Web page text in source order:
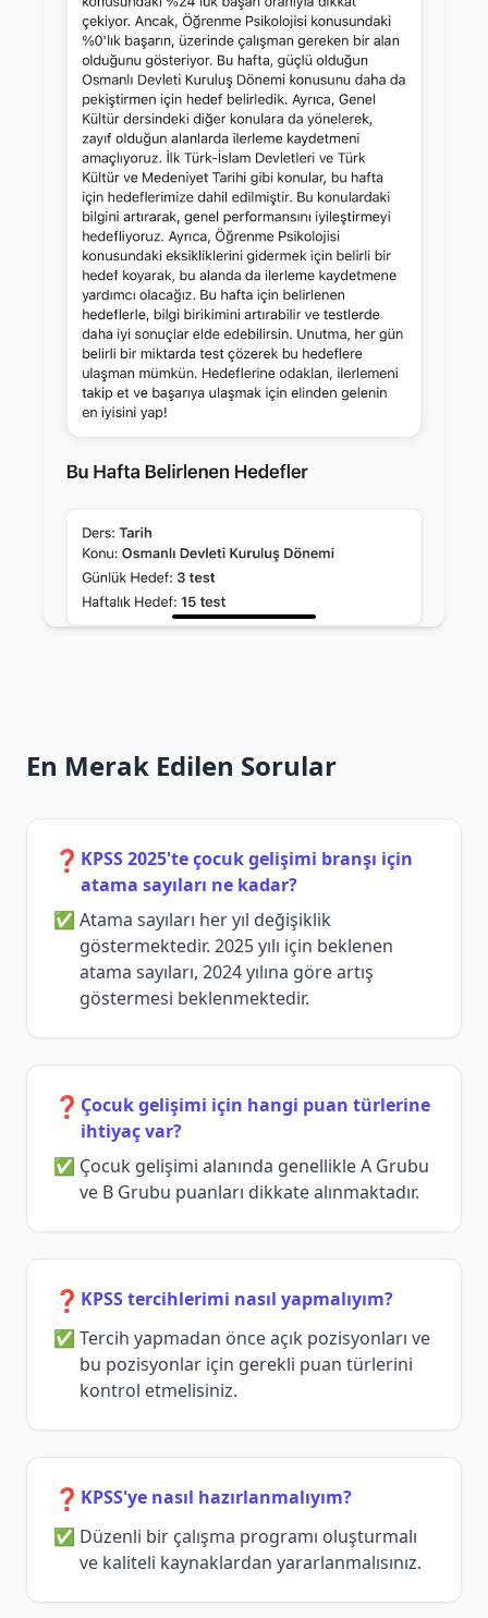
En Merak Edilen Sorular
❓ KPSS 2025'te çocuk gelişimi branşı için
atama sayıları ne kadar?
Atama sayıları her yıl değişiklik
göstermektedir. 2025 yılı için beklenen
atama sayıları, 2024 yılına göre artış
göstermesi beklenmektedir.
❓ Çocuk gelişimi için hangi puan türlerine
ihtiyaç var?
Çocuk gelişimi alanında genellikle A Grubu
ve B Grubu puanları dikkate alınmaktadır.
❓ KPSS tercihlerimi nasıl yapmalıyım?
Tercih yapmadan önce açık pozisyonları ve
bu pozisyonlar için gerekli puan türlerini
kontrol etmelisiniz.
❓ KPSS'ye nasıl hazırlanmalıyım?
Düzenli bir çalışma programı oluşturmalı
ve kaliteli kaynaklardan yararlanmalısınız.